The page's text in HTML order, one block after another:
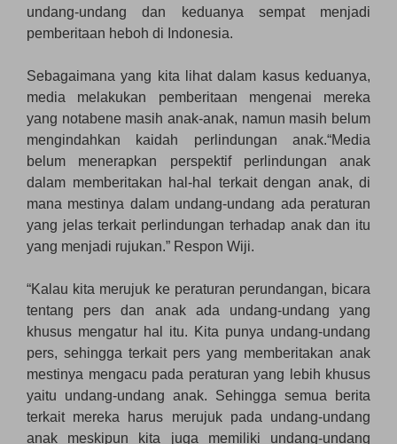
undang-undang dan keduanya sempat menjadi
pemberitaan heboh di Indonesia.
Sebagaimana yang kita lihat dalam kasus keduanya,
media melakukan pemberitaan mengenai mereka
yang notabene masih anak-anak, namun masih belum
mengindahkan kaidah perlindungan anak.“Media
belum menerapkan perspektif perlindungan anak
dalam memberitakan hal-hal terkait dengan anak, di
mana mestinya dalam undang-undang ada peraturan
yang jelas terkait perlindungan terhadap anak dan itu
yang menjadi rujukan.” Respon Wiji.
“Kalau kita merujuk ke peraturan perundangan, bicara
tentang pers dan anak ada undang-undang yang
khusus mengatur hal itu. Kita punya undang-undang
pers, sehingga terkait pers yang memberitakan anak
mestinya mengacu pada peraturan yang lebih khusus
yaitu undang-undang anak. Sehingga semua berita
terkait mereka harus merujuk pada undang-undang
anak meskipun kita juga memiliki undang-undang